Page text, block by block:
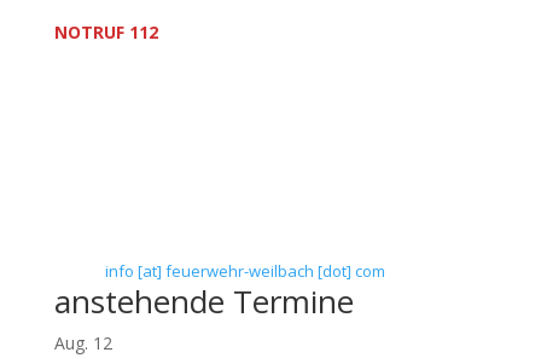
NOTRUF 112
info [at] feuerwehr-weilbach [dot] com
anstehende Termine
Aug. 12